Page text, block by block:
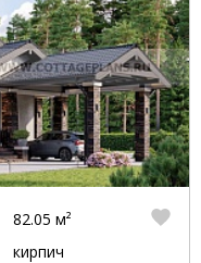
82.05 м²
кирпич